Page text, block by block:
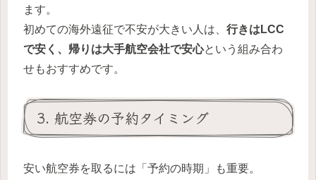
ます。
初めての海外遠征で不安が大きい人は、 行きはLCC
で安く、帰りは大手航空会社で安心という組み合わ
せもおすすめです。
3. 航空券の予約タイミング
安い航空券を取るには「予約の時期」も重要。